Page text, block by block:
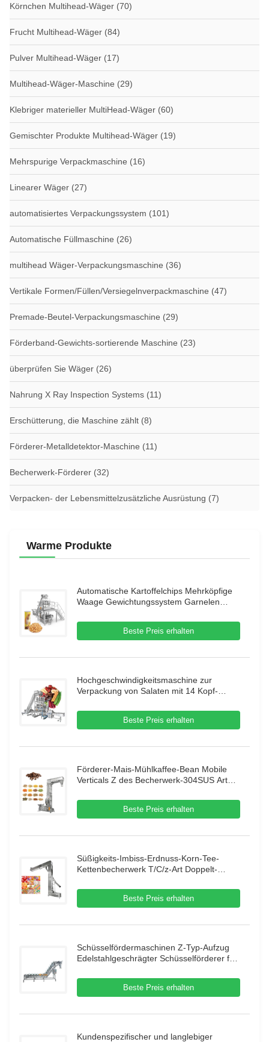
Körnchen Multihead-Wäger (70)
Frucht Multihead-Wäger (84)
Pulver Multihead-Wäger (17)
Multihead-Wäger-Maschine (29)
Klebriger materieller MultiHead-Wäger (60)
Gemischter Produkte Multihead-Wäger (19)
Mehrspurige Verpackmaschine (16)
Linearer Wäger (27)
automatisiertes Verpackungssystem (101)
Automatische Füllmaschine (26)
multihead Wäger-Verpackungsmaschine (36)
Vertikale Formen/Füllen/Versiegelnverpackmaschine (47)
Premade-Beutel-Verpackungsmaschine (29)
Förderband-Gewichts-sortierende Maschine (23)
überprüfen Sie Wäger (26)
Nahrung X Ray Inspection Systems (11)
Erschütterung, die Maschine zählt (8)
Förderer-Metalldetektor-Maschine (11)
Becherwerk-Förderer (32)
Verpacken- der Lebensmittelzusätzliche Ausrüstung (7)
Warme Produkte
Automatische Kartoffelchips Mehrköpfige
Waage Gewichtungssystem Garnelen
Food Granule Verpackungsmaschine
Beste Preis erhalten
Hochgeschwindigkeitsmaschine zur
Verpackung von Salaten mit 14 Kopf-
von getrockneten Früchten
Beste Preis erhalten
Förderer-Mais-Mühlkaffee-Bean Mobile
Verticals Z des Becherwerk-304SUS Art
Beste Preis erhalten
Süßigkeits-Imbiss-Erdnuss-Korn-Tee-
Kettenbecherwerk T/C/z-Art Doppelt-
Beste Preis erhalten
Schüsselfördermaschinen Z-Typ-Aufzug
Edelstahlgeschrägter Schüsselförderer für
Beste Preis erhalten
Kundenspezifischer und langlebiger